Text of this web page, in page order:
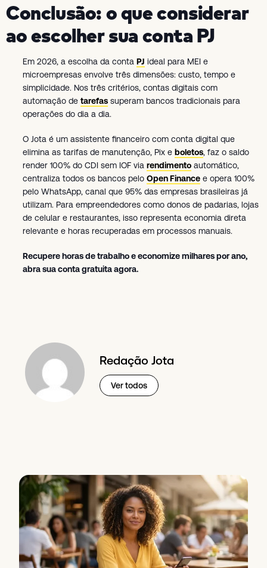
Conclusão: o que considerar
ao escolher sua conta PJ
Em 2026, a escolha da conta PJ ideal para MEI e
microempresas envolve três dimensões: custo, tempo e
simplicidade. Nos três critérios, contas digitais com
automação de tarefas superam bancos tradicionais para
operações do dia a dia.
O Jota é um assistente financeiro com conta digital que
elimina as tarifas de manutenção, Pix e boletos, faz o saldo
render 100% do CDI sem IOF via rendimento automático,
centraliza todos os bancos pelo Open Finance e opera 100%
pelo WhatsApp, canal que 95% das empresas brasileiras já
utilizam. Para empreendedores como donos de padarias, lojas
de celular e restaurantes, isso representa economia direta
relevante e horas recuperadas em processos manuais.
Recupere horas de trabalho e economize milhares por ano,
abra sua conta gratuita agora.
Redação Jota
Ver todos